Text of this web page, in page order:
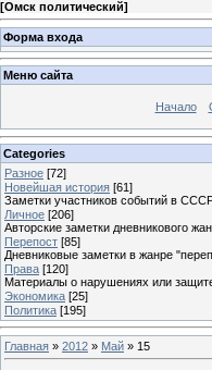
[Омск политический]
Форма входа
Меню сайта
Начало
Categories
Разное [72]
Новейшая история [61]
Заметки участников событий в
Личное [206]
Авторские заметки дневникового
Перепост [85]
Дневниковые заметки в жанре
Права [120]
Материалы о нарушениях или
Экономика [25]
Политика [195]
Главная » 2012 » Май » 15